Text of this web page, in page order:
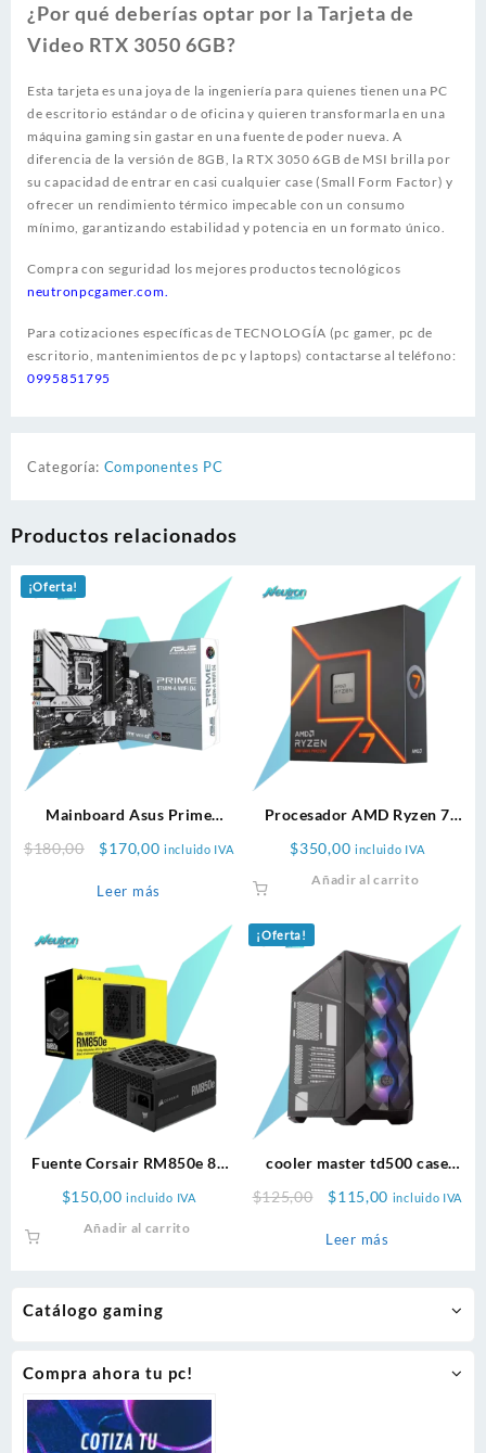
Catálogo gaming
Compra ahora tu pc!
¿Por qué deberías optar por la Tarjeta de
Video RTX 3050 6GB?
Esta tarjeta es una joya de la ingeniería para quienes tienen una PC
de escritorio estándar o de oficina y quieren transformarla en una
máquina gaming sin gastar en una fuente de poder nueva. A
diferencia de la versión de 8GB, la RTX 3050 6GB de MSI brilla por
su capacidad de entrar en casi cualquier case (Small Form Factor) y
ofrecer un rendimiento térmico impecable con un consumo
mínimo, garantizando estabilidad y potencia en un formato único.
Compra con seguridad los mejores productos tecnológicos
neutronpcgamer.com.
Para cotizaciones específicas de TECNOLOGÍA (pc gamer, pc de
escritorio, mantenimientos de pc y laptops) contactarse al teléfono:
0995851795
Categoría: Componentes PC
Productos relacionados
¡Oferta!
Mainboard Asus Prime
$180,00
Original
was:
$170,00Current
incluido IVA
Leer más
Procesador AMD Ryzen 7
$350,00 incluido IVA
Añadir al carrito
Fuente Corsair RM850e 80
$150,00 incluido IVA
Añadir al carrito
¡Oferta!
cooler master td500 case
$125,00
Original
was:
$115,00 Current
incluido IVA
Leer más